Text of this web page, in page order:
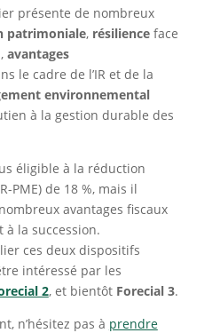
présente de nombreux
patrimoniale, résilienceface
avantages
le cadre de l’IR et de la
environnemental
à la gestion durable des
éligible à la réduction
PME) de 18 %, mais il
avantages fiscaux
à la succession.
ces deux dispositifs
intéressé par les
2, et bientôt Forecial 3.
n’hésitez pas à prendre